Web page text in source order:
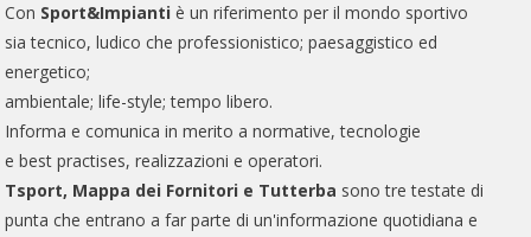
Con Sport&Impianti è un riferimento per il mondo sportivo
sia tecnico, ludico che professionistico; paesaggistico ed
energetico;
ambientale; life-style; tempo libero.
Informa e comunica in merito a normative, tecnologie
e best practises, realizzazioni e operatori.
Tsport, Mappa dei Fornitori e Tutterba sono tre testate di
punta che entrano a far parte di un'informazione quotidiana e